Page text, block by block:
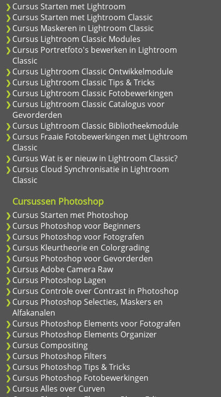
Cursus Starten met Lightroom
Cursus Starten met Lightroom Classic
Cursus Maskeren in Lightroom Classic
Cursus Lightroom Classic Modules
Cursus Portretfoto's bewerken in Lightroom
Classic
Cursus Lightroom Classic Ontwikkelmodule
Cursus Lightroom Classic Tips & Tricks
Cursus Lightroom Classic Fotobewerkingen
Cursus Lightroom Classic Catalogus voor
Gevorderden
Cursus Lightroom Classic Bibliotheekmodule
Cursus Fraaie Fotobewerkingen met Lightroom
Classic
Cursus Wat is er nieuw in Lightroom Classic?
Cursus Cloud Synchronisatie in Lightroom
Classic
Cursussen Photoshop
Cursus Starten met Photoshop
Cursus Photoshop voor Beginners
Cursus Photoshop voor Fotografen
Cursus Kleurtheorie en Colorgrading
Cursus Photoshop voor Gevorderden
Cursus Adobe Camera Raw
Cursus Photoshop Lagen
Cursus Controle over Contrast in Photoshop
Cursus Photoshop Selecties, Maskers en
Alfakanalen
Cursus Photoshop Elements voor Fotografen
Cursus Photoshop Elements Organizer
Cursus Compositing
Cursus Photoshop Filters
Cursus Photoshop Tips & Tricks
Cursus Photoshop Fotobewerkingen
Cursus Alles over Curven